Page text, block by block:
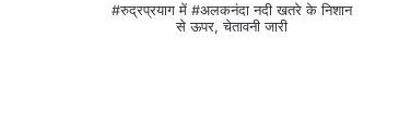
#रुद्रप्रयाग में #अलकनंदा नदी खतरे के निशान
से ऊपर, चेतावनी जारी